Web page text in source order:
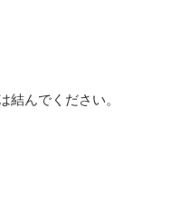
んでください。